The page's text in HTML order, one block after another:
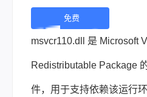
免费
下
载 |
msvcr110.dll 是 Microsoft
Redistributable Package
件，用于支持依赖该运行